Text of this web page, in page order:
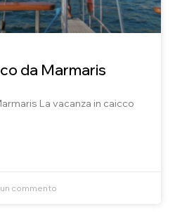
da Marmaris
La vacanza in caicco
commento